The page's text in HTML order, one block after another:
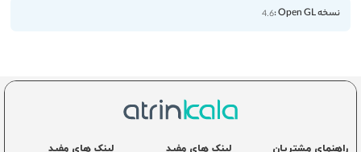
نسخه Open GL : 4.6
راهنمای مشتریان لینک های مفید لینک های مفید